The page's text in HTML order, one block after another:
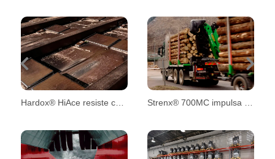
Previous Next